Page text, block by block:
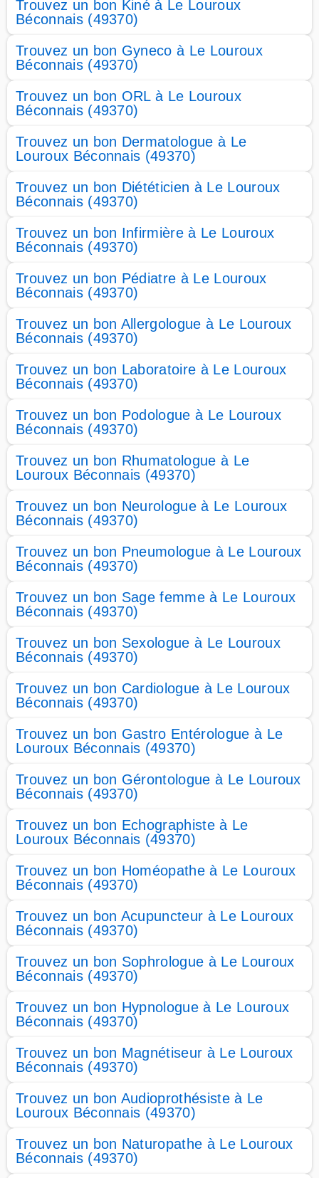
Trouvez un bon Kiné à Le Louroux
Béconnais (49370)
Trouvez un bon Gyneco à Le Louroux
Béconnais (49370)
Trouvez un bon ORL à Le Louroux
Béconnais (49370)
Trouvez un bon Dermatologue à Le
Louroux Béconnais (49370)
Trouvez un bon Diététicien à Le Louroux
Béconnais (49370)
Trouvez un bon Infirmière à Le Louroux
Béconnais (49370)
Trouvez un bon Pédiatre à Le Louroux
Béconnais (49370)
Trouvez un bon Allergologue à Le Louroux
Béconnais (49370)
Trouvez un bon Laboratoire à Le Louroux
Béconnais (49370)
Trouvez un bon Podologue à Le Louroux
Béconnais (49370)
Trouvez un bon Rhumatologue à Le
Louroux Béconnais (49370)
Trouvez un bon Neurologue à Le Louroux
Béconnais (49370)
Trouvez un bon Pneumologue à Le Louroux
Béconnais (49370)
Trouvez un bon Sage femme à Le Louroux
Béconnais (49370)
Trouvez un bon Sexologue à Le Louroux
Béconnais (49370)
Trouvez un bon Cardiologue à Le Louroux
Béconnais (49370)
Trouvez un bon Gastro Entérologue à Le
Louroux Béconnais (49370)
Trouvez un bon Gérontologue à Le Louroux
Béconnais (49370)
Trouvez un bon Echographiste à Le
Louroux Béconnais (49370)
Trouvez un bon Homéopathe à Le Louroux
Béconnais (49370)
Trouvez un bon Acupuncteur à Le Louroux
Béconnais (49370)
Trouvez un bon Sophrologue à Le Louroux
Béconnais (49370)
Trouvez un bon Hypnologue à Le Louroux
Béconnais (49370)
Trouvez un bon Magnétiseur à Le Louroux
Béconnais (49370)
Trouvez un bon Audioprothésiste à Le
Louroux Béconnais (49370)
Trouvez un bon Naturopathe à Le Louroux
Béconnais (49370)